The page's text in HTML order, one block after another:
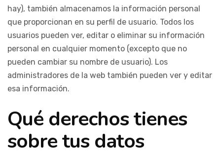
hay), también almacenamos la información personal
que proporcionan en su perfil de usuario. Todos los
usuarios pueden ver, editar o eliminar su información
personal en cualquier momento (excepto que no
pueden cambiar su nombre de usuario). Los
administradores de la web también pueden ver y editar
esa información.
Qué derechos tienes
sobre tus datos